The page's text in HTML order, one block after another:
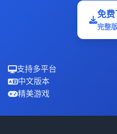
免
完整
支持多平台
中文版本
精美游戏